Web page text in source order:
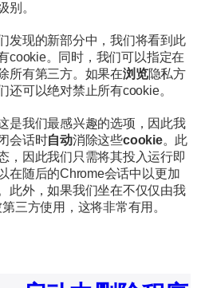
别。
发现的新部分中，我们将看到此
cookie。 同时，我们可以指定在
所有第三方。 如果在浏览隐私方
还可以绝对禁止所有cookie。
是我们最感兴趣的选项，因此我
会话时自动消除这些cookie。 此
，因此我们只需将其投入运行即
在随后的Chrome会话中以更加
此外，如果我们坐在不仅仅由我
三方使用，这将非常有用。